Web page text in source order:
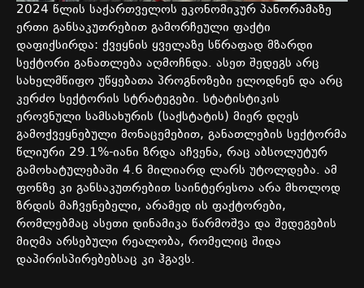
2024 წლის საქართველოს ეკონომიკურ პანორამაზე
ერთი განსაკუთრებით გამორჩეული ფაქტი
დაფიქსირდა: ქვეყნის ყველაზე სწრაფად მზარდი
სექტორი განათლება აღმოჩნდა. ასეთ შედეგს არც
სახელმწიფო უწყებათა პროგნოზები ელოდნენ და არც
კერძო სექტორის სტრატეგები. სტატისტიკის
ეროვნული სამსახურის (საქსტატის) მიერ დღეს
გამოქვეყნებული მონაცემებით, განათლების სექტორმა
წლიური 29.1%-იანი ზრდა აჩვენა, რაც აბსოლუტურ
გამოხატულებაში 4.6 მილიარდ ლარს უტოლდება. ამ
ფონზე კი განსაკუთრებით საინტერესოა არა მხოლოდ
ზრდის მაჩვენებელი, არამედ ის ფაქტორები,
რომლებმაც ასეთი დინამიკა წარმოშვა და შედეგების
მიღმა არსებული რეალობა, რომელიც შიდა
დაპირისპირებებსაც კი ჰგავს.